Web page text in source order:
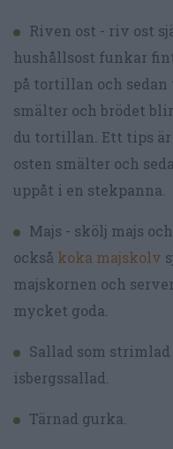
Riven ost - riv ost
hushållsost funkar
på tortillan och
smälter och brödet
du tortillan. Ett tips
osten smälter och
uppåt i en stekpanna.
Majs - skölj majs
också koka majskolv
majskornen och
mycket goda.
Sallad som
isbergssallad.
Tärnad gurka.